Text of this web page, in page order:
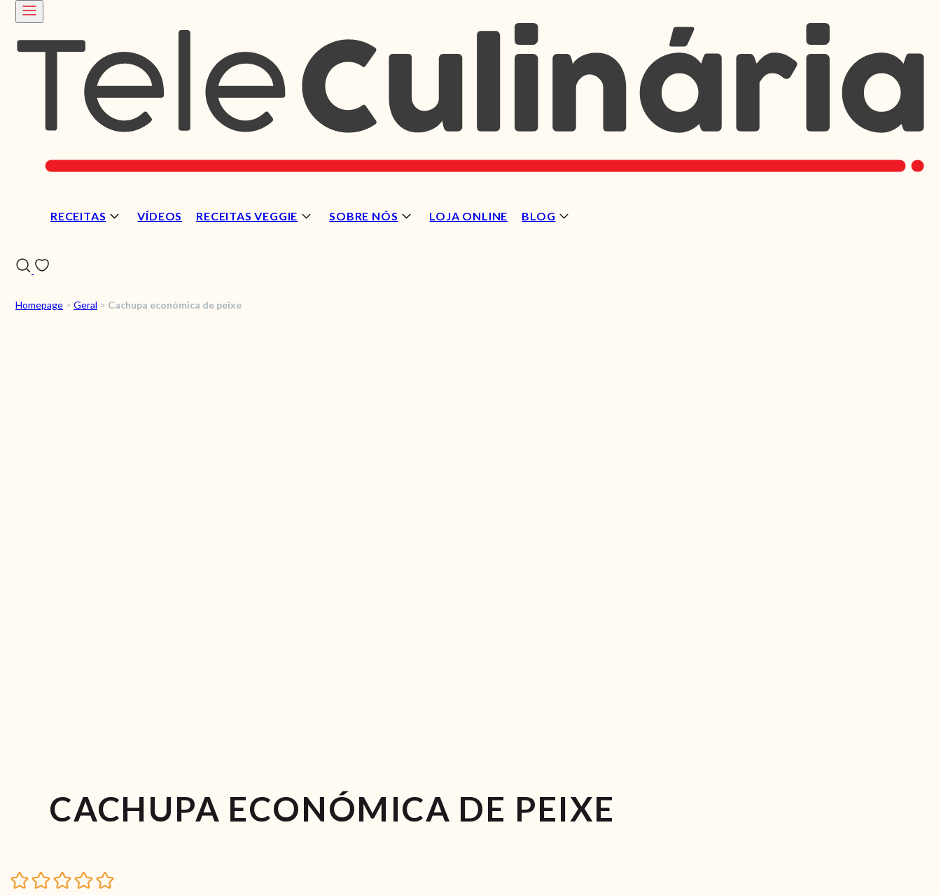
RECEITAS VÍDEOS RECEITAS VEGGIE SOBRE NÓS LOJA ONLINE BLOG
Homepage > Geral > Cachupa económica de peixe
CACHUPA ECONÓMICA DE PEIXE